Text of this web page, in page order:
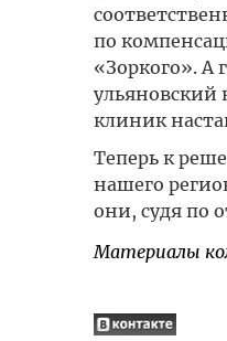
по
«Зоркого». А
ульяновский
клиник
Теперь к
нашего
они, судя по
Материалы